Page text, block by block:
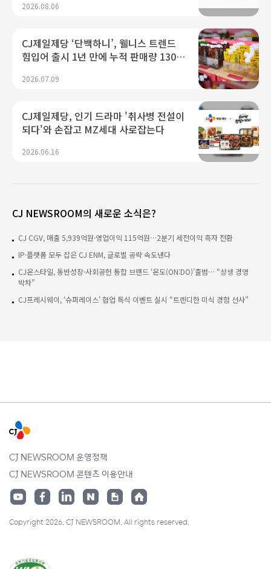
2026.08.06
CJ제일제당 ‘단백하니’, 웰니스 트렌드
힘입어 출시 1년 만에 누적 판매량 130만
2026.07.09
CJ제일제당, 인기 드라마 '취사병 전설이
되다'와 손잡고 MZ세대 사로잡는다
2026.06.16
CJ NEWSROOM의 새로운 소식은?
CJ CGV, 매출 5,939억원·영업이익 115억원…2분기 세전이익 흑자 전환
IP·플랫폼 모두 잡은 CJ ENM, 글로벌 공략 속도낸다
CJ온스타일, 동반성장·사회공헌 통합 브랜드 ‘온도(ON:DO)’출범… “상생 경영
박차”
CJ프레시웨이, ‘슈퍼레이스’ 협업 특식 이벤트 실시 “트렌디한 미식 경험 선사”
CJ NEWSROOM 운영정책
CJ NEWSROOM 콘텐츠 이용안내
Copyright 2026. CJ NEWSROOM. All rights reserved.